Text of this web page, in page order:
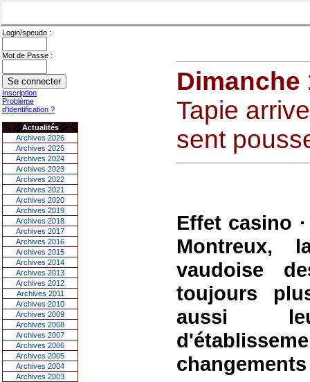
Login/speudo :
Mot de Passe :
Inscription
Problème
d'identification ?
Actualités
Archives 2026
Archives 2025
Archives 2024
Archives 2023
Archives 2022
Archives 2021
Archives 2020
Archives 2019
Archives 2018
Archives 2017
Archives 2016
Archives 2015
Archives 2014
Archives 2013
Archives 2012
Archives 2011
Archives 2010
Archives 2009
Archives 2008
Archives 2007
Archives 2006
Archives 2005
Archives 2004
Archives 2003
Dimanche
Tapie
sent
Effet casino
Montreux,
vaudoise
toujours
aussi